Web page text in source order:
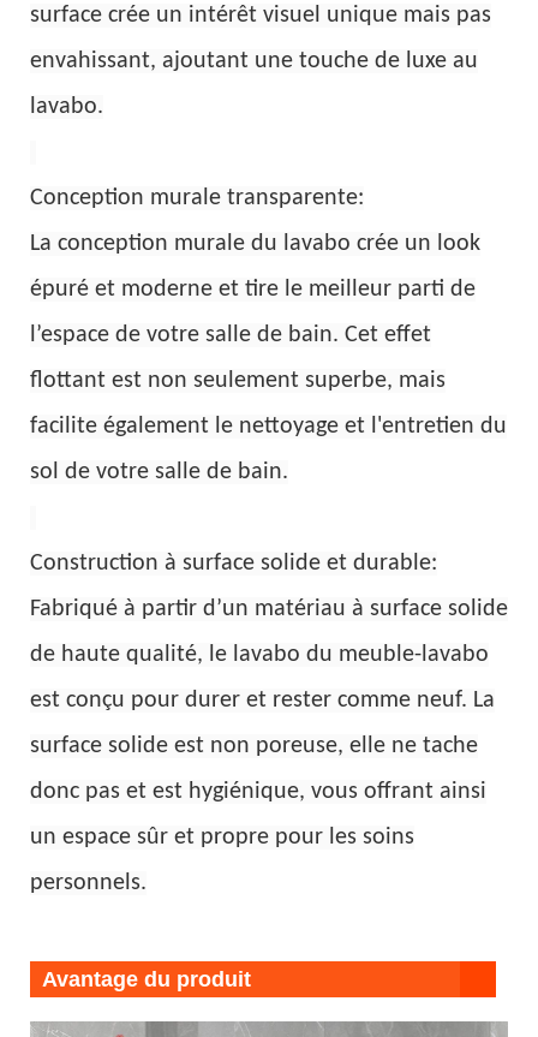
surface crée un intérêt visuel unique mais pas
envahissant, ajoutant une touche de luxe au
lavabo.
Conception murale transparente:
La conception murale du lavabo crée un look
épuré et moderne et tire le meilleur parti de
l’espace de votre salle de bain. Cet effet
flottant est non seulement superbe, mais
facilite également le nettoyage et l'entretien du
sol de votre salle de bain.
Construction à surface solide et durable:
Fabriqué à partir d’un matériau à surface solide
de haute qualité, le lavabo du meuble-lavabo
est conçu pour durer et rester comme neuf. La
surface solide est non poreuse, elle ne tache
donc pas et est hygiénique, vous offrant ainsi
un espace sûr et propre pour les soins
personnels.
Avantage du produit